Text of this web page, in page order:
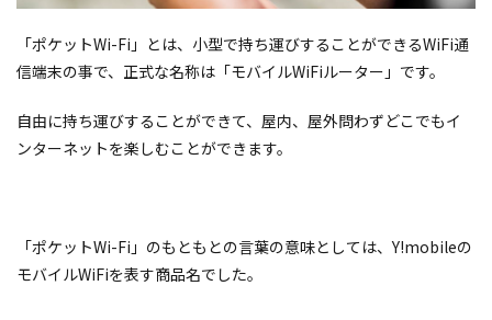
「ポケットWi-Fi」とは、小型で持ち運びすることができるWiFi通
信端末の事で、正式な名称は「モバイルWiFiルーター」です。
自由に持ち運びすることができて、屋内、屋外問わずどこでもイ
ンターネットを楽しむことができます。
「ポケットWi-Fi」のもともとの言葉の意味としては、Y!mobileの
モバイルWiFiを表す商品名でした。